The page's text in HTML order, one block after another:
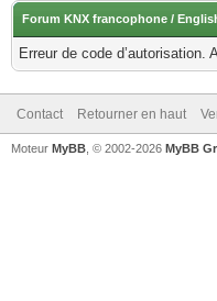
Forum KNX francophone /
Erreur de code
Contact Retourner en haut
Moteur MyBB , © 2002-2026 MyBB